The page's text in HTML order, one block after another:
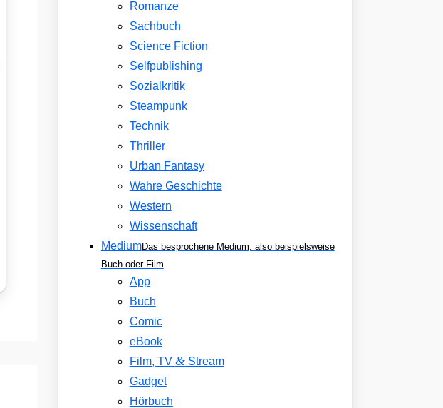
Romanze
Sachbuch
Science Fiction
Selfpublishing
Sozialkritik
Steampunk
Technik
Thriller
Urban Fantasy
Wahre Geschichte
Western
Wissenschaft
MediumDas besprochene Medium, also beispielsweise
Buch oder Film
App
Buch
Comic
eBook
Film, TV &Stream
Gadget
Hörbuch